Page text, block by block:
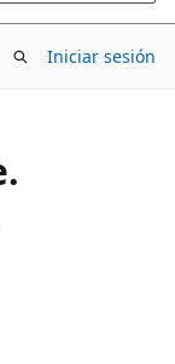
Iniciar sesión